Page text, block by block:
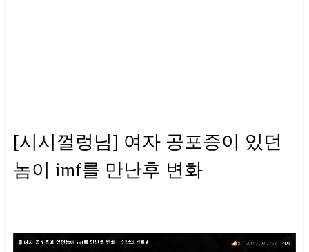
[시시껄렁님] 여자 공포증이 있던
놈이 imf를 만난후 변화